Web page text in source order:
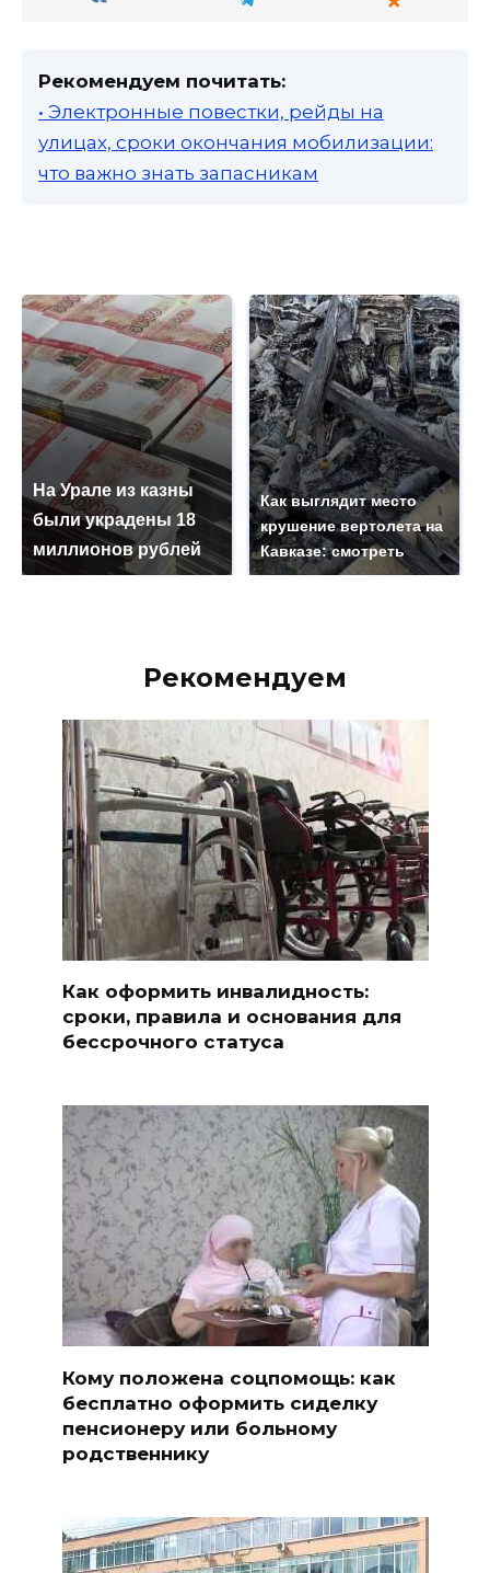
Рекомендуем почитать:
• Электронные повестки, рейды на
улицах, сроки окончания мобилизации:
что важно знать запасникам
На Урале из казны
были украдены 18
миллионов рублей
Как выглядит место
крушение вертолета на
Кавказе: смотреть
Рекомендуем
Как оформить инвалидность:
сроки, правила и основания для
бессрочного статуса
Кому положена соцпомощь: как
бесплатно оформить сиделку
пенсионеру или больному
родственнику